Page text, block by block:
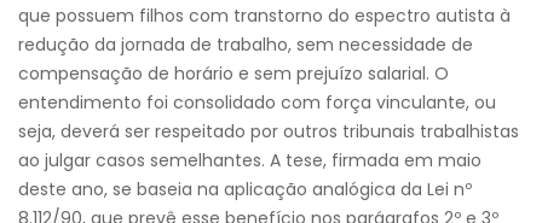
que possuem filhos com transtorno do espectro autista à
redução da jornada de trabalho, sem necessidade de
compensação de horário e sem prejuízo salarial. O
entendimento foi consolidado com força vinculante, ou
seja, deverá ser respeitado por outros tribunais trabalhistas
ao julgar casos semelhantes. A tese, firmada em maio
deste ano, se baseia na aplicação analógica da Lei nº
8.112/90, que prevê esse benefício nos parágrafos 2º e 3º